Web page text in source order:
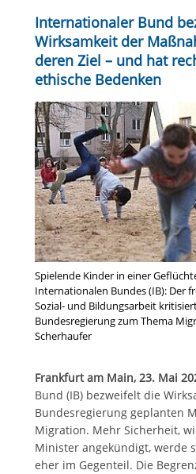
Internationaler Bund
Wirksamkeit der
deren Ziel – und hat
ethische Bedenken
Spielende Kinder in einer
Internationalen Bundes (IB): Der
Sozial- und Bildungsarbeit
Bundesregierung zum Thema
Scherhaufer
Frankfurt am Main, 23. Mai
Bund (IB) bezweifelt die
Bundesregierung geplanten
Migration. Mehr Sicherheit,
Minister angekündigt, werde
eher im Gegenteil. Die